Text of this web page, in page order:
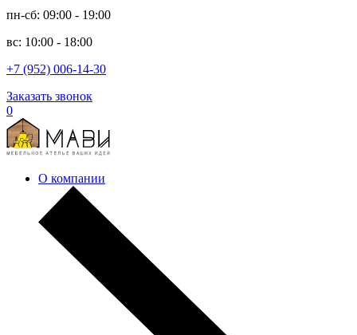
пн-сб: 09:00 - 19:00
вс: 10:00 - 18:00
+7 (952) 006-14-30
Заказать звонок
0
О компании